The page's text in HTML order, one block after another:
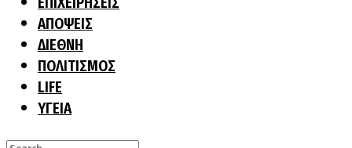
ΑΠΟΨΕΙΣ
ΔΙΕΘΝΗ
ΠΟΛΙΤΙΣΜΟΣ
LIFE
ΥΓΕΙΑ